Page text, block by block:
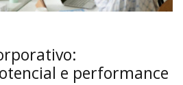
e performance